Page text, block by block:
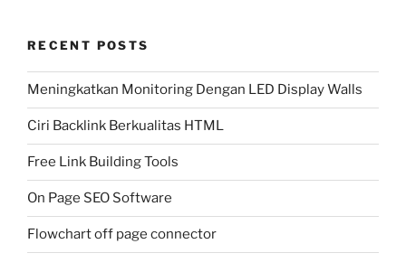
RECENT POSTS
Meningkatkan Monitoring Dengan LED Display Walls
Ciri Backlink Berkualitas HTML
Free Link Building Tools
On Page SEO Software
Flowchart off page connector